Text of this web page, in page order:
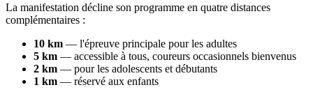
La manifestation décline son programme en quatre distances
complémentaires :
10 km — l'épreuve principale pour les adultes
5 km — accessible à tous, coureurs occasionnels bienvenus
2 km — pour les adolescents et débutants
1 km — réservé aux enfants